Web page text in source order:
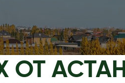
ОТ